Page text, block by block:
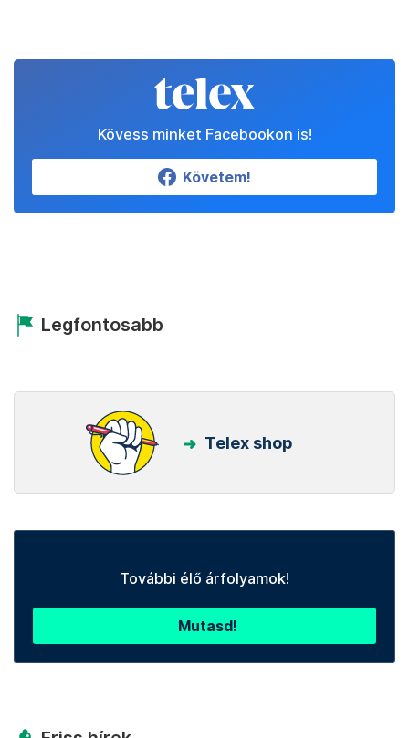
Kövess minket Facebookon is!
Követem!
Legfontosabb
Telex shop
További élő árfolyamok!
Mutasd!